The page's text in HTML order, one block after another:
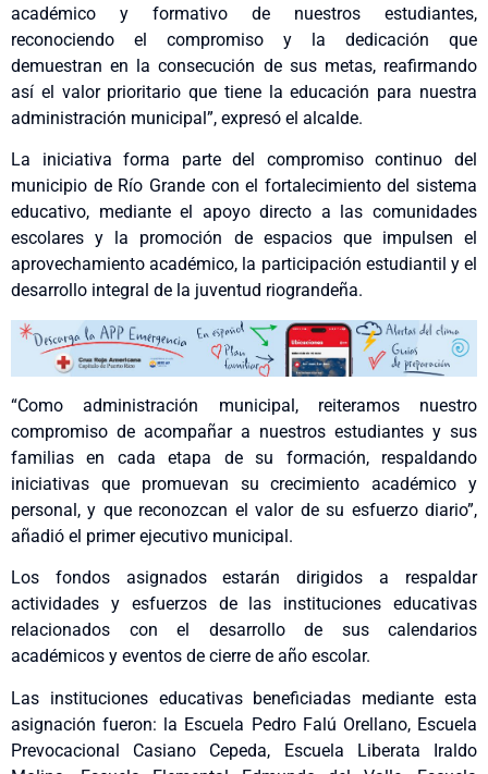
académico y formativo de nuestros estudiantes,
reconociendo el compromiso y la dedicación que
demuestran en la consecución de sus metas, reafirmando
así el valor prioritario que tiene la educación para nuestra
administración municipal”, expresó el alcalde.
La iniciativa forma parte del compromiso continuo del
municipio de Río Grande con el fortalecimiento del sistema
educativo, mediante el apoyo directo a las comunidades
escolares y la promoción de espacios que impulsen el
aprovechamiento académico, la participación estudiantil y el
desarrollo integral de la juventud riograndeña.
“Como administración municipal, reiteramos nuestro
compromiso de acompañar a nuestros estudiantes y sus
familias en cada etapa de su formación, respaldando
iniciativas que promuevan su crecimiento académico y
personal, y que reconozcan el valor de su esfuerzo diario”,
añadió el primer ejecutivo municipal.
Los fondos asignados estarán dirigidos a respaldar
actividades y esfuerzos de las instituciones educativas
relacionados con el desarrollo de sus calendarios
académicos y eventos de cierre de año escolar.
Las instituciones educativas beneficiadas mediante esta
asignación fueron: la Escuela Pedro Falú Orellano, Escuela
Prevocacional Casiano Cepeda, Escuela Liberata Iraldo